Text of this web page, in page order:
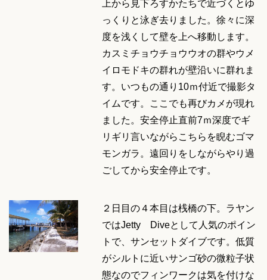
上から見下ろすかたちで近づくとゆ
っくりと泳ぎ去りました。徐々に深
度を浅くして壁を上へ移動します。
カスミチョウチョウウオの群やウメ
イロモドキの群れが壁沿いに群れま
す。いつもの通り10ｍ付近で撮影タ
イムです。ここでも再びカメが現れ
ました。安全停止直前7ｍ深度でギ
リギリ言いながらこちらを睨むゴマ
モンガラ。遠回りをしながらやり過
ごしてから安全停止です。
２日目の４本目は桟橋の下。ラヤン
ではJetty Diveとして人気のポイン
トで、サンセットダイブです。低質
がシルトに近いサンゴ砂の微粒子状
態なのでフィンワークは気を付けな